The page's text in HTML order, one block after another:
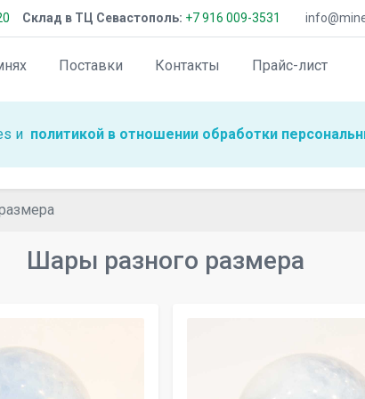
Склад в ТЦ Севастополь: +7 916 009-3531
Поставки Контакты Прайс-лист
и политикой в отношении обработки
Шары разного размера